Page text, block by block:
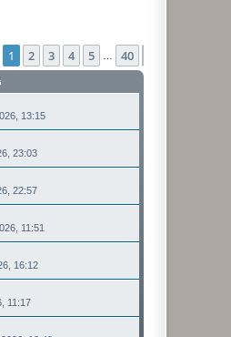
Seite von40
1 2 3 4 5 40
13:15
23:03
22:57
11:51
16:12
11:17